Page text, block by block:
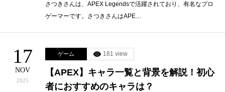
さつきさんは、APEX Legendsで活躍されており、有名なプロ
ゲーマーです。さつきさんはAPE…
17
NOV
2025
ゲーム 181 view
【APEX】キャラ一覧と背景を解説！初心
者におすすめのキャラは？